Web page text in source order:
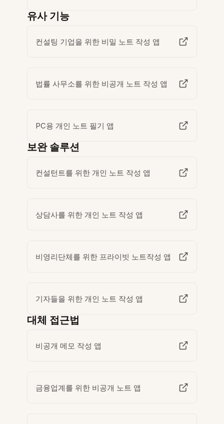
유사 기능
컨설팅 기업을 위한 비밀 노트 작성 앱
법률 사무소를 위한 비공개 노트 작성 앱
PC용 개인 노트 필기 앱
보완 솔루션
컨설턴트를 위한 개인 노트 작성 앱
상담사를 위한 개인 노트 작성 앱
비영리단체를 위한 프라이빗 노트작성 앱
기자들을 위한 개인 노트 작성 앱
대체 접근법
비공개 메모 작성 앱
금융업계를 위한 비공개 노트 앱